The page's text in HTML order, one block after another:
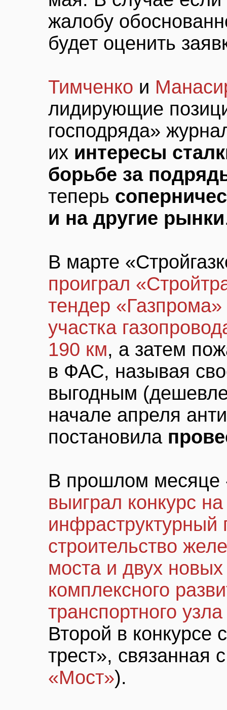
жалобу
будет оценить
Тимченко и
лидирующие
господряда»
их интересы
борьбе за
теперь
и на другие рынки
В марте
проиграл
тендер «Газпрома»
участка
190 км, а затем
в ФАС, называя
выгодным
начале апреля
постановила
В прошлом месяце
выиграл конкурс
строительство
моста и двух
комплексного
транспортного узла
Второй в конкурсе
трест», связанная
«Мост»).